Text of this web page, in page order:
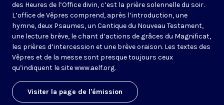
des Heures de l’Office divin, c’est la prière solennelle du soir.
L’office de Vêpres comprend, après l’introduction, une
hymne, deux Psaumes, un Cantique du Nouveau Testament,
une lecture brève, le chant d’actions de grâces du Magnificat,
les prières d’intercession et une brève oraison. Les textes des
Vêpres et de la messe sont presque toujours ceux
qu’indiquent le sitewww.aelf.org.
Visiter la page de l'émission